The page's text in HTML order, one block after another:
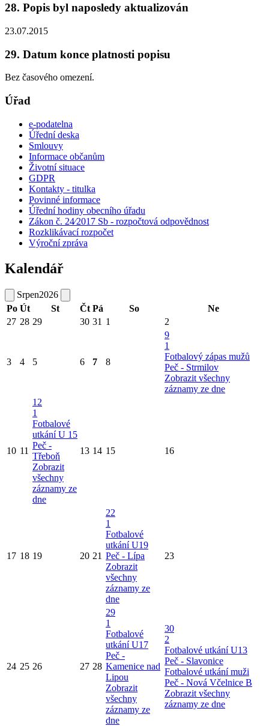
28. Popis byl naposledy aktualizován
23.07.2015
29. Datum konce platnosti popisu
Bez časového omezení.
Úřad
e-podatelna
Úřední deska
Smlouvy
Informace občanům
Životní situace
GDPR
Kontakty - titulka
Povinné informace
Úřední hodiny obecního úřadu
Zákon č. 24⁄2017 Sb - rozpočtová odpovědnost
Rozklikávací rozpočet
Výroční zpráva
Kalendář
Srpen2026
Po Út St Čt Pá So
Ne
27 28 29 30 31 1 2
3 4 5 6 7 8
9
1
Fotbalový zápas mužů
Peč - Strmilov
Zobrazit všechny
záznamy ze dne
10 11
12
1
Fotbalové
utkání U 15
Peč -
Třeboň
Zobrazit
všechny
záznamy ze
dne
13 14 15 16
17 18 19 20 21
22
1
Fotbalové
utkání U19
Peč - Lípa
Zobrazit
všechny
záznamy ze
dne
23
24 25 26 27 28
29
1
Fotbalové
utkání U17
Peč -
Kamenice nad
Lipou
Zobrazit
všechny
záznamy ze
dne
30
2
Fotbalové utkání U13
Peč - Slavonice
Fotbalové utkání muži
Peč - Nová Včelnice B
Zobrazit všechny
záznamy ze dne